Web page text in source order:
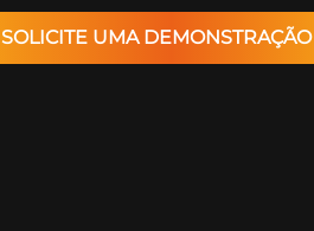
SOLICITE UMA DEMONSTRAÇÃO